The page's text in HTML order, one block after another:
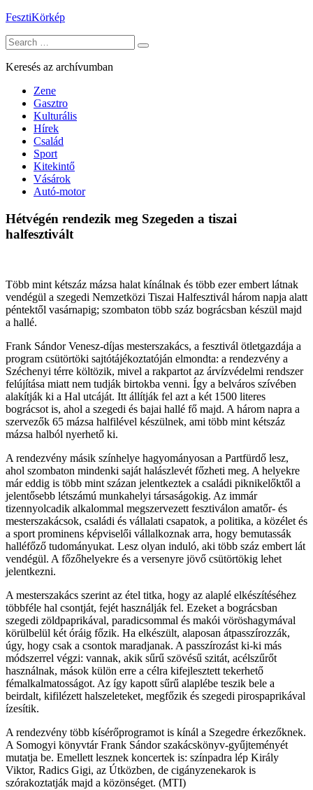
Skip
content
FesztiKörkép
Search
for:
Keresés az archívumban
Zene
Gasztro
Kulturális
Hírek
Család
Sport
Kitekintő
Vásárok
Autó-motor
Hétvégén rendezik meg Szegeden a tiszai
halfesztivált
Több mint kétszáz mázsa halat kínálnak és több ezer embert látnak
vendégül a szegedi Nemzetközi Tiszai Halfesztivál három napja alatt
péntektől vasárnapig; szombaton több száz bográcsban készül majd
a hallé.
Frank Sándor Venesz-díjas mesterszakács, a fesztivál ötletgazdája a
program csütörtöki sajtótájékoztatóján elmondta: a rendezvény a
Széchenyi térre költözik, mivel a rakpartot az árvízvédelmi rendszer
felújítása miatt nem tudják birtokba venni. Így a belváros szívében
alakítják ki a Hal utcáját. Itt állítják fel azt a két 1500 literes
bográcsot is, ahol a szegedi és bajai hallé fő majd. A három napra a
szervezők 65 mázsa halfilével készülnek, ami több mint kétszáz
mázsa halból nyerhető ki.
A rendezvény másik színhelye hagyományosan a Partfürdő lesz,
ahol szombaton mindenki saját halászlevét főzheti meg. A helyekre
már eddig is több mint százan jelentkeztek a családi piknikelőktől a
jelentősebb létszámú munkahelyi társaságokig. Az immár
tizennyolcadik alkalommal megszervezett fesztiválon amatőr- és
mesterszakácsok, családi és vállalati csapatok, a politika, a közélet és
a sport prominens képviselői vállalkoznak arra, hogy bemutassák
halléfőző tudományukat. Lesz olyan induló, aki több száz embert lát
vendégül. A főzőhelyekre és a versenyre jövő csütörtökig lehet
jelentkezni.
A mesterszakács szerint az étel titka, hogy az alaplé elkészítéséhez
többféle hal csontját, fejét használják fel. Ezeket a bográcsban
szegedi zöldpaprikával, paradicsommal és makói vöröshagymával
körülbelül két óráig főzik. Ha elkészült, alaposan átpasszírozzák,
úgy, hogy csak a csontok maradjanak. A passzírozást ki-ki más
módszerrel végzi: vannak, akik sűrű szövésű szitát, acélszűrőt
használnak, mások külön erre a célra kifejlesztett tekerhető
fémalkalmatosságot. Az így kapott sűrű alaplébe teszik bele a
beirdalt, kifilézett halszeleteket, megfőzik és szegedi pirospaprikával
ízesítik.
A rendezvény több kísérőprogramot is kínál a Szegedre érkezőknek.
A Somogyi könyvtár Frank Sándor szakácskönyv-gyűjteményét
mutatja be. Emellett lesznek koncertek is: színpadra lép Király
Viktor, Radics Gigi, az Útközben, de cigányzenekarok is
szórakoztatják majd a közönséget. (MTI)